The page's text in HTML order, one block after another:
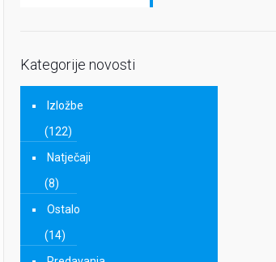
Kategorije novosti
Izložbe
(122)
Natječaji
(8)
Ostalo
(14)